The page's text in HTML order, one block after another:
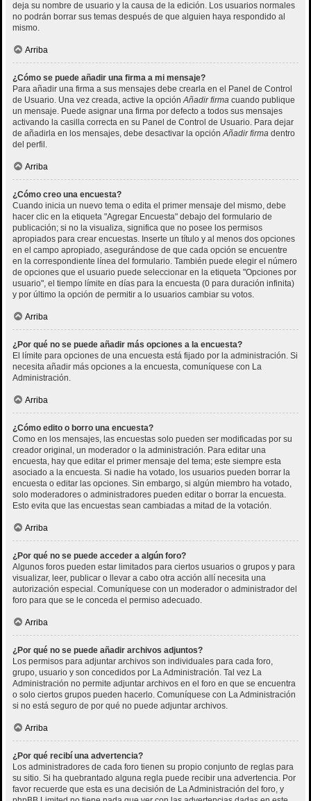
deja su nombre de usuario y la causa de la edición. Los usuarios normales
no podrán borrar sus temas después de que alguien haya respondido al
mismo.
Arriba
¿Cómo se puede añadir una firma a mi mensaje?
Para añadir una firma a sus mensajes debe crearla en el Panel de Control
de Usuario. Una vez creada, active la opciónAñadir firma cuando publique
un mensaje. Puede asignar una firma por defecto a todos sus mensajes
activando la casilla correcta en su Panel de Control de Usuario. Para dejar
de añadirla en los mensajes, debe desactivar la opciónAñadir firma dentro
del perfil.
Arriba
¿Cómo creo una encuesta?
Cuando inicia un nuevo tema o edita el primer mensaje del mismo, debe
hacer clic en la etiqueta "Agregar Encuesta" debajo del formulario de
publicación; si no la visualiza, significa que no posee los permisos
apropiados para crear encuestas. Inserte un título y al menos dos opciones
en el campo apropiado, asegurándose de que cada opción se encuentre
en la correspondiente línea del formulario. También puede elegir el número
de opciones que el usuario puede seleccionar en la etiqueta "Opciones por
usuario", el tiempo límite en días para la encuesta (0 para duración infinita)
y por último la opción de permitir a lo usuarios cambiar su votos.
Arriba
¿Por qué no se puede añadir más opciones a la encuesta?
El límite para opciones de una encuesta está fijado por la administración. Si
necesita añadir más opciones a la encuesta, comuníquese con La
Administración.
Arriba
¿Cómo edito o borro una encuesta?
Como en los mensajes, las encuestas solo pueden ser modificadas por su
creador original, un moderador o la administración. Para editar una
encuesta, hay que editar el primer mensaje del tema; este siempre esta
asociado a la encuesta. Si nadie ha votado, los usuarios pueden borrar la
encuesta o editar las opciones. Sin embargo, si algún miembro ha votado,
solo moderadores o administradores pueden editar o borrar la encuesta.
Esto evita que las encuestas sean cambiadas a mitad de la votación.
Arriba
¿Por qué no se puede acceder a algún foro?
Algunos foros pueden estar limitados para ciertos usuarios o grupos y para
visualizar, leer, publicar o llevar a cabo otra acción allí necesita una
autorización especial. Comuníquese con un moderador o administrador del
foro para que se le conceda el permiso adecuado.
Arriba
¿Por qué no se puede añadir archivos adjuntos?
Los permisos para adjuntar archivos son individuales para cada foro,
grupo, usuario y son concedidos por La Administración. Tal vez La
Administración no permite adjuntar archivos en el foro en que se encuentra
o solo ciertos grupos pueden hacerlo. Comuníquese con La Administración
si no está seguro de por qué no puede adjuntar archivos.
Arriba
¿Por qué recibí una advertencia?
Los administradores de cada foro tienen su propio conjunto de reglas para
su sitio. Si ha quebrantado alguna regla puede recibir una advertencia. Por
favor recuerde que esta es una decisión de La Administración del foro, y